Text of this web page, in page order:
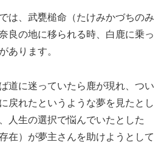
は、武甕槌命（たけみかづちのみ
良の地に移られる時、白鹿に乗っ
あります。
道に迷っていたら鹿が現れ、つい
戻れたというような夢を見たとし
人生の選択で悩んでいたとした
在）が夢主さんを助けようとして